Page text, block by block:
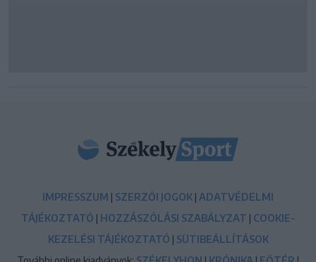
IMPRESSZUM | SZERZŐI JOGOK | ADATVÉDELMI
TÁJÉKOZTATÓ | HOZZÁSZÓLÁSI SZABÁLYZAT | COOKIE-
KEZELÉSI TÁJÉKOZTATÓ | SÜTIBEÁLLÍTÁSOK